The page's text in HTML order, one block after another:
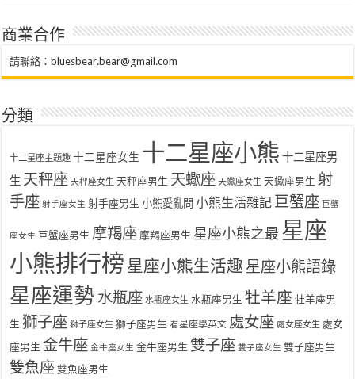
商業合作
請聯絡：bluesbear.bear@gmail.com
分類
十二星座主題趣 十二星座女生 十二星座小熊 十二星座男
生 天秤座 天秤座女生 天秤座男生 天蠍座 天蠍座女生 天蠍座男生 射
手座 射手座女生 射手座男生 小熊愛亂問 小熊生活雜記 巨蟹座 巨蟹
座女生 巨蟹座男生 摩羯座 摩羯座男生 星座小熊之最 星座
小熊排行榜 星座小熊生活趣 星座小熊語錄
星座運勢 水瓶座 水瓶座女生 水瓶座男生 牡羊座 牡羊座男
生 獅子座 獅子座女生 獅子座男生 看星座學英文 處女座 處女座女生 處女
座男生 金牛座 金牛座女生 金牛座男生 雙子座 雙子座女生 雙子座男生
雙魚座 雙魚座男生